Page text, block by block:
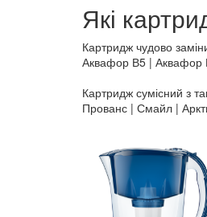
Які
Картридж чудово
Аквафор В5 |
Картридж сумісний з
Прованс | Смайл |